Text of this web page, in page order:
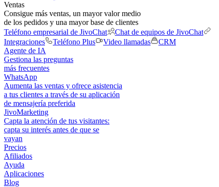
Ventas
Consigue más ventas, un mayor valor medio
de los pedidos y una mayor base de clientes
Teléfono empresarial de JivoChat
Chat de equipos de JivoChat
Integraciones
Teléfono Plus Video llamadas
CRM
Agente de IA
Gestiona las preguntas
más frecuentes
WhatsApp
Aumenta las ventas y ofrece asistencia
a tus clientes a través de su aplicación
de mensajería preferida
JivoMarketing
Capta la atención de tus visitantes:
capta su interés antes de que se
vayan
Precios
Afiliados
Ayuda
Aplicaciones
Blog